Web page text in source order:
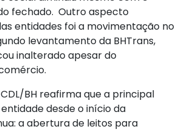
fechado. Outro aspecto
entidades foi a movimentação no
levantamento da BHTrans,
inalterado apesar do
BH reafirma que a principal
desde o início da
a abertura de leitos para